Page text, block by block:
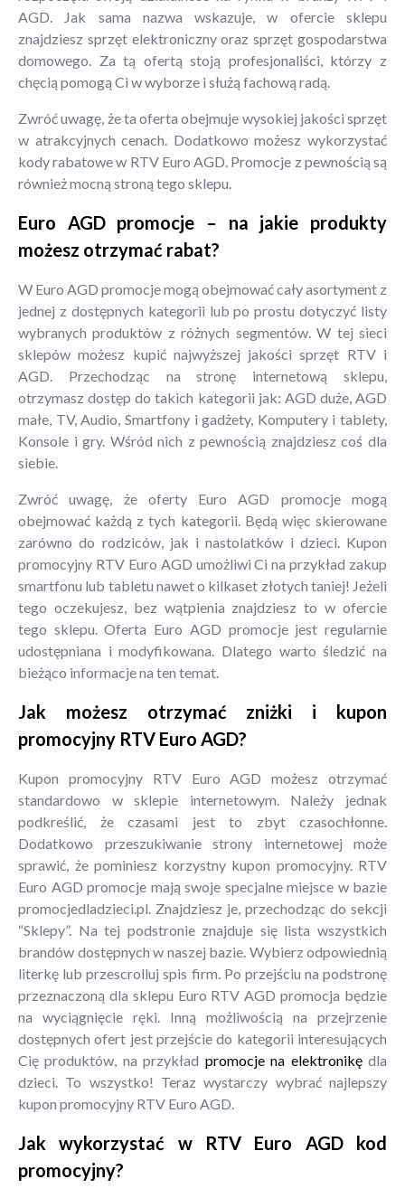
AGD. Jak sama nazwa wskazuje, w ofercie sklepu
znajdziesz sprzęt elektroniczny oraz sprzęt gospodarstwa
domowego. Za tą ofertą stoją profesjonaliści, którzy z
chęcią pomogą Ci w wyborze i służą fachową radą.
Zwróć uwagę, że ta oferta obejmuje wysokiej jakości sprzęt
w atrakcyjnych cenach. Dodatkowo możesz wykorzystać
kody rabatowe w RTV Euro AGD. Promocje z pewnością są
również mocną stroną tego sklepu.
Euro AGD promocje – na jakie produkty
możesz otrzymać rabat?
W Euro AGD promocje mogą obejmować cały asortyment z
jednej z dostępnych kategorii lub po prostu dotyczyć listy
wybranych produktów z różnych segmentów. W tej sieci
sklepów możesz kupić najwyższej jakości sprzęt RTV i
AGD. Przechodząc na stronę internetową sklepu,
otrzymasz dostęp do takich kategorii jak: AGD duże, AGD
małe, TV, Audio, Smartfony i gadżety, Komputery i tablety,
Konsole i gry. Wśród nich z pewnością znajdziesz coś dla
siebie.
Zwróć uwagę, że oferty Euro AGD promocje mogą
obejmować każdą z tych kategorii. Będą więc skierowane
zarówno do rodziców, jak i nastolatków i dzieci. Kupon
promocyjny RTV Euro AGD umożliwi Ci na przykład zakup
smartfonu lub tabletu nawet o kilkaset złotych taniej! Jeżeli
tego oczekujesz, bez wątpienia znajdziesz to w ofercie
tego sklepu. Oferta Euro AGD promocje jest regularnie
udostępniana i modyfikowana. Dlatego warto śledzić na
bieżąco informacje na ten temat.
Jak możesz otrzymać zniżki i kupon
promocyjny RTV Euro AGD?
Kupon promocyjny RTV Euro AGD możesz otrzymać
standardowo w sklepie internetowym. Należy jednak
podkreślić, że czasami jest to zbyt czasochłonne.
Dodatkowo przeszukiwanie strony internetowej może
sprawić, że pominiesz korzystny kupon promocyjny. RTV
Euro AGD promocje mają swoje specjalne miejsce w bazie
promocjedladzieci.pl. Znajdziesz je, przechodząc do sekcji
“Sklepy”. Na tej podstronie znajduje się lista wszystkich
brandów dostępnych w naszej bazie. Wybierz odpowiednią
literkę lub przescrolluj spis firm. Po przejściu na podstronę
przeznaczoną dla sklepu Euro RTV AGD promocja będzie
na wyciągnięcie ręki. Inną możliwością na przejrzenie
dostępnych ofert jest przejście do kategorii interesujących
Cię produktów, na przykład promocje na elektronikędla
dzieci. To wszystko! Teraz wystarczy wybrać najlepszy
kupon promocyjny RTV Euro AGD.
Jak wykorzystać w RTV Euro AGD kod
promocyjny?